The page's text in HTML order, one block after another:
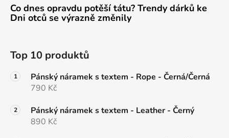
Co dnes opravdu potěší tátu? Trendy dárků ke
Dni otců se výrazně změnily
Top 10 produktů
Pánský náramek s textem - Rope - Černá/Černá
790 Kč
Pánský náramek s textem - Leather - Černý
890 Kč